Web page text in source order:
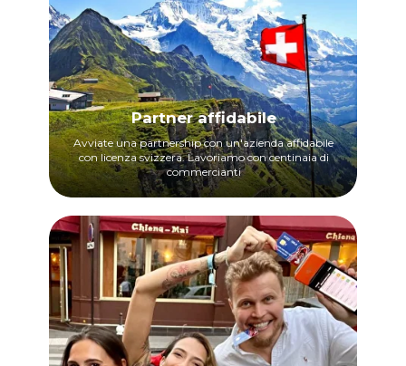
Avviate una partnership con un'azienda affidabile
con licenza svizzera. Lavoriamo con centinaia di
commercianti
Partner affidabile